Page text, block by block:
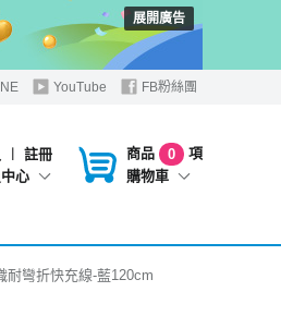
展開廣告
YouTube FB粉絲團
︱
註冊
心
商品 0
項
購物車
耐彎折快充線-藍120cm